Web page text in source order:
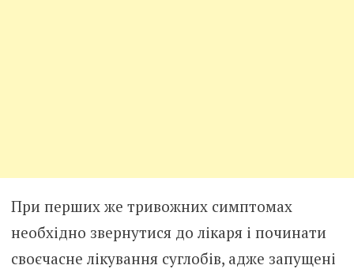
При перших же тривожних симптомах
необхідно звернутися до лікаря і починати
своєчасне лікування суглобів, адже запущені